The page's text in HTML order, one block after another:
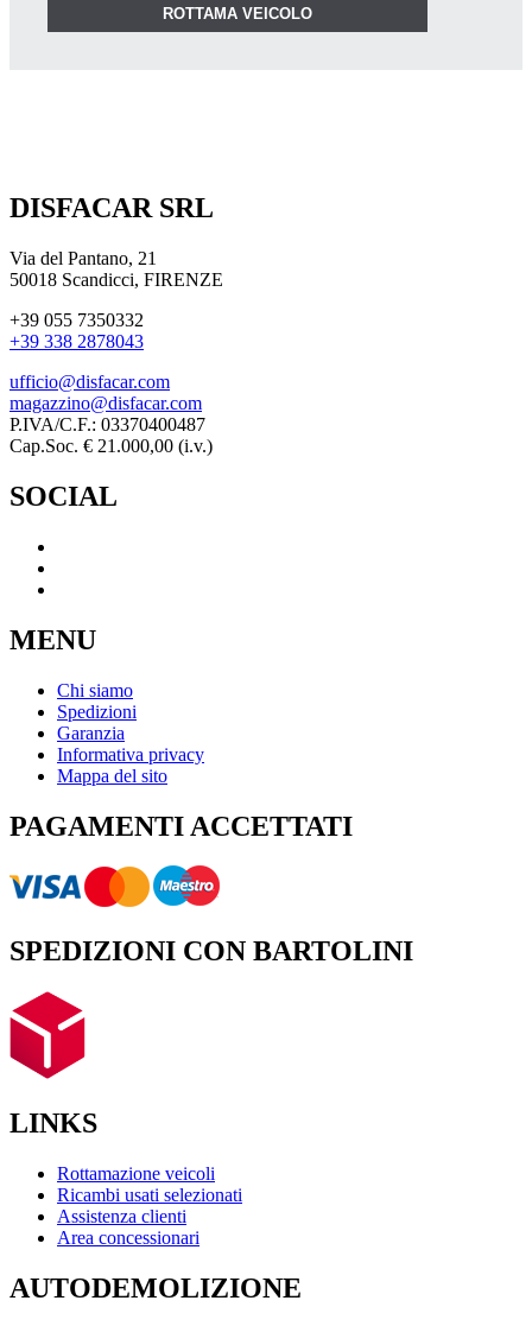
ROTTAMA VEICOLO
DISFACAR SRL
Via del Pantano, 21
50018 Scandicci, FIRENZE
+39 055 7350332
+39 338 2878043
ufficio@disfacar.com
magazzino@disfacar.com
P.IVA/C.F.: 03370400487
Cap.Soc. € 21.000,00 (i.v.)
SOCIAL
MENU
Chi siamo
Spedizioni
Garanzia
Informativa privacy
Mappa del sito
PAGAMENTI ACCETTATI
SPEDIZIONI CON BARTOLINI
LINKS
Rottamazione veicoli
Ricambi usati selezionati
Assistenza clienti
Area concessionari
AUTODEMOLIZIONE